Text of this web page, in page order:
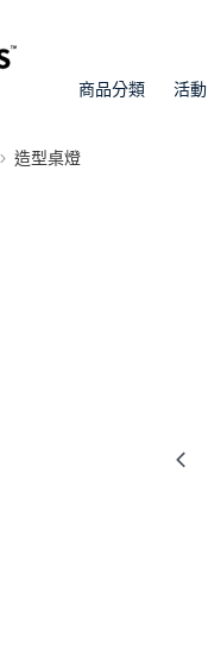
商品分類 活動
造型桌燈